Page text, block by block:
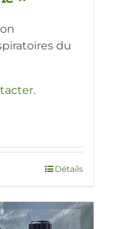
du
.
Détails